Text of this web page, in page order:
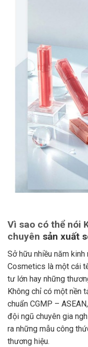
Vì sao có thể nói
chuyên sản xuất
Sở hữu nhiều năm kinh
Cosmetics là một cái
tư lớn hay những
Không chỉ có một nền
chuẩn CGMP –
đội ngũ chuyên gia
ra những mẫu công
thương hiệu.